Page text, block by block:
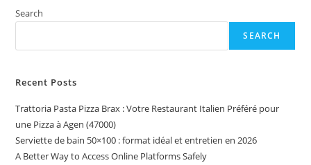
Search
SEARCH
Recent Posts
Trattoria Pasta Pizza Brax : Votre Restaurant Italien Préféré pour
une Pizza à Agen (47000)
Serviette de bain 50×100 : format idéal et entretien en 2026
A Better Way to Access Online Platforms Safely